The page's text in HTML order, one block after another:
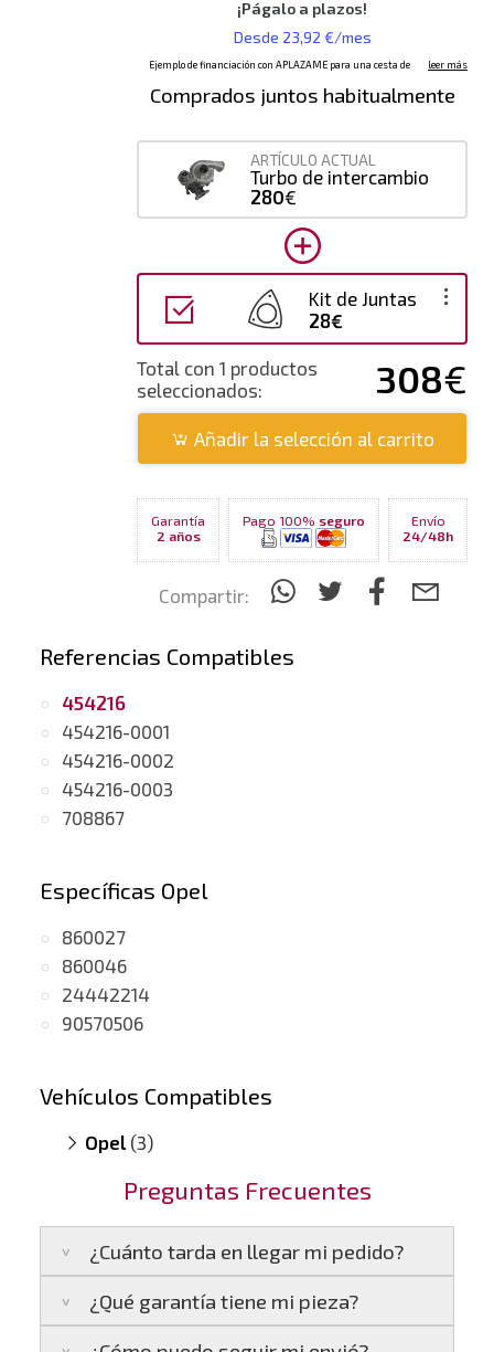
Comprados juntos habitualmente
ARTÍCULO ACTUAL
Turbo de intercambio
280€
Kit de Juntas
28€
Total con 1 productos
seleccionados:
308€
Añadir la selección al carrito
Garantía
2 años
Pago 100% seguro
Envío
24/48h
Compartir:
Referencias Compatibles
454216
454216-0001
454216-0002
454216-0003
708867
Específicas Opel
860027
860046
24442214
90570506
Vehículos Compatibles
Opel (3)
Y20DTH)
Vectra B 2.0 DTI(motor X20DTH /
Y20DTH)
Zafira A 2.0 DTI(motor X20DTH /
Y20DTH)
Preguntas Frecuentes
¿Cuánto tarda en llegar mi pedido?
Península:Entregamos en un plazo estimado
de24 a 48 horas laborables, si realizas tu
¿Qué garantía tiene mi pieza?